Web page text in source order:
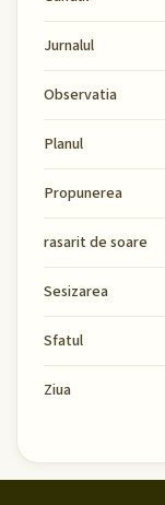
Jurnalul
Observatia
Planul
Propunerea
rasarit de soare
Sesizarea
Sfatul
Ziua